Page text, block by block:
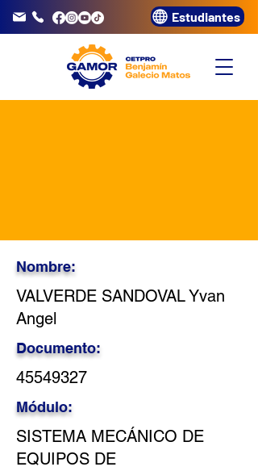
3320072 Estudiantes
Nombre:
VALVERDE SANDOVAL Yvan
Angel
Documento:
45549327
Módulo:
SISTEMA MECÁNICO DE
EQUIPOS DE